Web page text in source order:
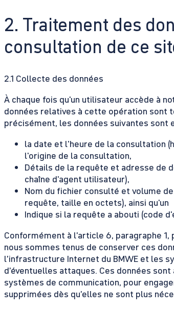
2. Traitement des
consultation de ce
2.1 Collecte des données
À chaque fois qu'un utilisateur accède à
données relatives à cette opération sont
précisément, les données suivantes sont
la date et l'heure de la consultation
l'origine de la consultation,
Détails de la requête et adresse de
chaîne d'agent utilisateur),
Nom du fichier consulté et volume
requête, taille en octets), ainsi qu'un
Indique si la requête a abouti (code
Conformément à l’article 6, paragraphe 1,
nous sommes tenus de conserver ces
l’infrastructure Internet du BMWE et les
d’éventuelles attaques. Ces données
systèmes de communication, pour
supprimées dès qu’elles ne sont plus